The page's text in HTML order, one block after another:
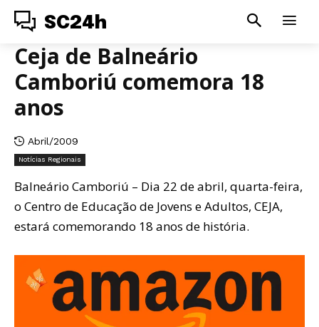
SC24h
Ceja de Balneário
Camboriú comemora 18
anos
Abril/2009
Notícias Regionais
Balneário Camboriú – Dia 22 de abril, quarta-feira,
o Centro de Educação de Jovens e Adultos, CEJA,
estará comemorando 18 anos de história.